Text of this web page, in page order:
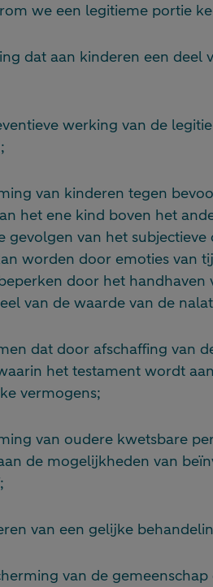
we een legitieme portie
dat aan kinderen een deel
werking van de
van kinderen tegen
het ene kind boven het
gevolgen van het
worden door emoties van
door het handhaven
van de waarde van de
dat door afschaffing van
het testament wordt
vermogens;
van oudere kwetsbare
de mogelijkheden van
van een gelijke
van de